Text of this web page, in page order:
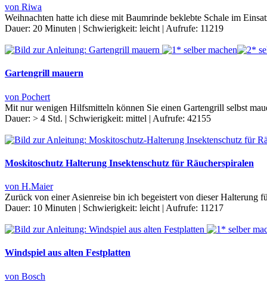
von Riwa
Weihnachten hatte ich diese mit Baumrinde beklebte Schale im
Dauer: 20 Minuten | Schwierigkeit: leicht | Aufrufe: 11219
Gartengrill mauern
von Pochert
Mit nur wenigen Hilfsmitteln können Sie einen Gartengrill selbst
Dauer: > 4 Std. | Schwierigkeit: mittel | Aufrufe: 42155
Moskitoschutz Halterung Insektenschutz für Räucherspiralen
von H.Maier
Zurück von einer Asienreise bin ich begeistert von dieser Halterung
Dauer: 10 Minuten | Schwierigkeit: leicht | Aufrufe: 11217
Windspiel aus alten Festplatten
von Bosch